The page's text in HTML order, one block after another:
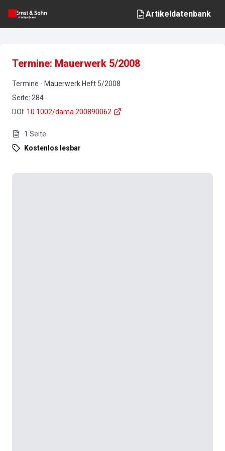
Artikeldatenbank
Termine: Mauerwerk 5/2008
Termine - Mauerwerk Heft 5/2008
Seite: 284
DOI : 10.1002/dama.200890062
1 Seite
Kostenlos lesbar